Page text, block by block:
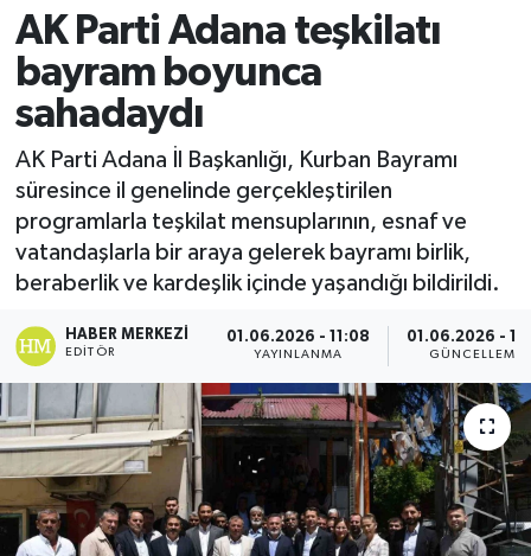
AK Parti Adana teşkilatı
bayram boyunca
sahadaydı
AK Parti Adana İl Başkanlığı, Kurban Bayramı
süresince il genelinde gerçekleştirilen
programlarla teşkilat mensuplarının, esnaf ve
vatandaşlarla bir araya gelerek bayramı birlik,
beraberlik ve kardeşlik içinde yaşandığı bildirildi.
HABER MERKEZI
EDITÖR
01.06.2026 - 11:08
YAYINLANMA
01.06.2026 -
GÜNCELLEME